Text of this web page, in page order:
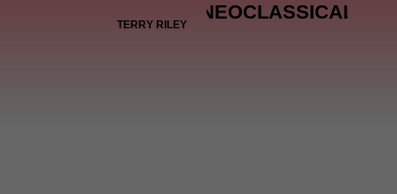
NEOCLASSICAL
TERRY RILEY